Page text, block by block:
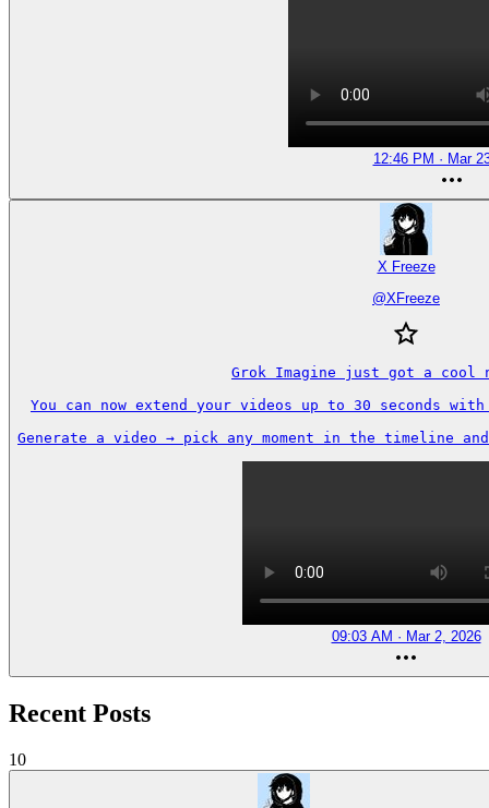
12:46 PM · Mar
X Freeze
@XFreeze
Grok Imagine just got a cool
You can now extend your videos up to 30 seconds
Generate a video → pick any moment in the timeline
09:03 AM · Mar 2, 2026
Recent Posts
10